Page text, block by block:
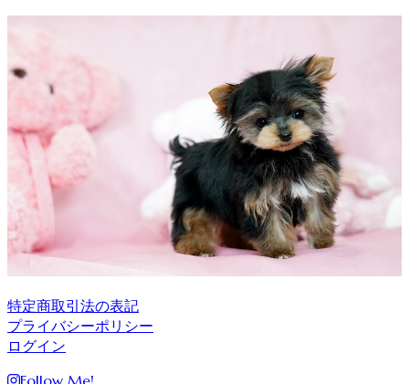
特定商取引法の表記
プライバシーポリシー
ログイン